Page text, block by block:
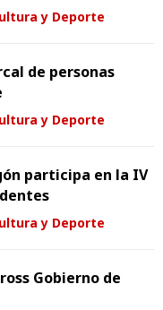
y Deporte
de personas
y Deporte
participa en la IV
y Deporte
Gobierno de